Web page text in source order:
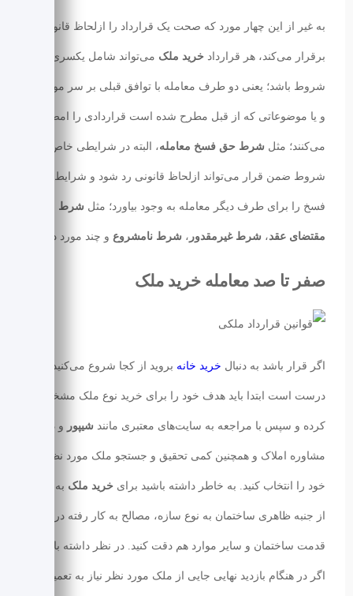
به‌ غیر از این چهار مورد که صحت یک قرارداد را ازلحاظ قانونی
برقرار می‌کند، هر قرارداد خرید ملک می‌تواند شامل یکسری
شروط باشد؛ یعنی دو طرف معامله با توافق قبلی بر سر موضوع
و یا موضوعاتی که از قبل مطرح‌ شده است قراردادی را امضا
می‌کنند؛ مثل شرط حق فسخ معامله، البته در شرایطی خاص این
شروط ضمن قرار می‌تواند ازلحاظ قانونی رد شود و شرایط حق
فسخ را برای طرف دیگر معامله به وجود بیاورد؛ مثل شرط
مقتضای عقد، شرط غیرمقدور ، شرط نامشروع و چند مورد دیگر.
صفر تا صد معامله خرید ملک
اگر قرار باشد به دنبال خرید خانه بروید از کجا شروع می‌کنید؟ بله
درست است ابتدا باید هدف خود را برای خرید نوع ملک مشخص
کرده و سپس با مراجعه به سایت‌های معتبری مانند شیپور و دفاتر
مشاوره املاک‌ و همچنین کمی تحقیق و جستجو ملک مورد نظر
خود را انتخاب کنید. به خاطر داشته باشید برای خرید ملک به‌ غیر
از جنبه ظاهری ساختمان به نوع سازه، مصالح به‌ کار رفته در آن،
قدمت ساختمان و سایر موارد هم دقت کنید. در نظر داشته باشید
اگر در هنگام بازدید نهایی جایی از ملک مورد نظر نیاز به تعمیر،